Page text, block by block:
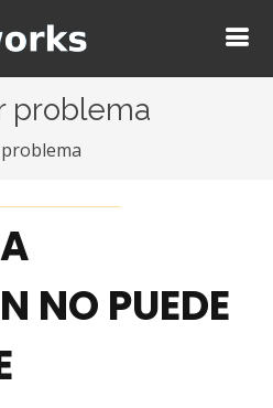
problema
NO PUEDE